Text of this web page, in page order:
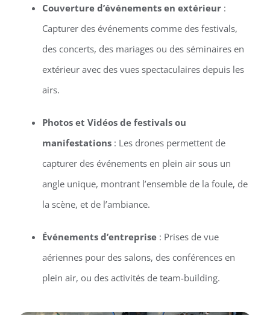
Couverture d’événements en extérieur:
Capturer des événements comme des festivals,
des concerts, des mariages ou des séminaires en
extérieur avec des vues spectaculaires depuis les
airs.
Photos et Vidéos de festivals ou
manifestations: Les drones permettent de
capturer des événements en plein air sous un
angle unique, montrant l’ensemble de la foule, de
la scène, et de l’ambiance.
Événements d’entreprise: Prises de vue
aériennes pour des salons, des conférences en
plein air, ou des activités de team-building.